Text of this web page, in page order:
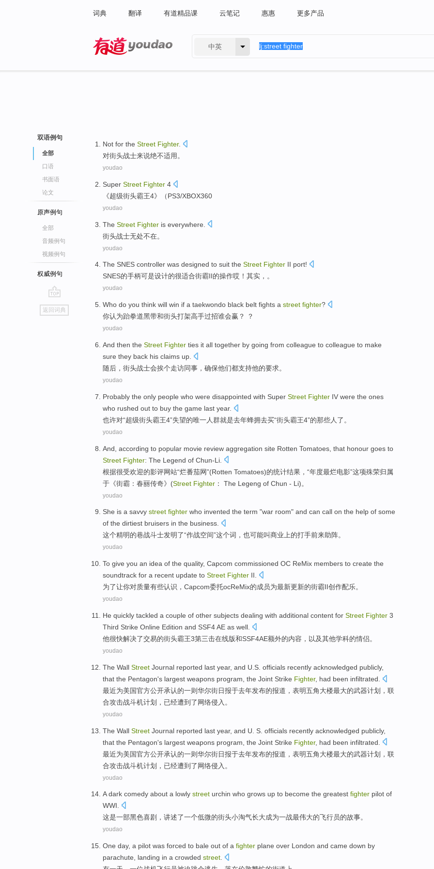
词典 翻译 有道精品课 云笔记 惠惠 更多产品
中英
双语例句
全部
口语
书面语
论文
原声例句
全部
音频例句
视频例句
权威例句
go
top
返回词典
Not for the Street Fighter.
对街头战士来说绝不适用 。
youdao
Super Street Fighter 4
《超级街头霸王4》（PS3/XBOX360
youdao
The Street Fighter is everywhere
街头战士无处不在。
youdao
The SNES controller was designed to suit the Street Fighter II port!
SNES的手柄可是设计的很适合街霸II的操作哎！其实，。
youdao
Who do you think will win if a taekwondo black belt fights a street fighter?
你认为跆拳道黑带和街头打架高手过招谁会赢 ？ ？
youdao
And then the Street Fighter ties it all together by going from colleague to colleague to make
sure they back his claims up.
随后 ， 街头战士会挨个走访同事 ， 确保他们都支持他的要求。
youdao
Probably the only people who were disappointed with Super Street Fighter IV were the ones
who rushed out to buy the game last year.
也许对“超级街头霸王4”失望的唯一人群就是去年蜂拥去买“街头霸王4”的那些人 了。
youdao
And, according to popular movie review aggregation site Rotten Tomatoes that honour goes to
Street Fighter: The Legend of Chun-Li.
根据很受欢迎的影评网站“烂番茄网”(Rotten Tomatoes)的统计结果，“年度最烂电影”这项殊荣归属
于《街霸 ：春丽传奇》(Street Fighter ： The Legeng of Chun - Li)。
youdao
She is a savvy street fighter who invented the term "war room" and can call on the help of some
of the dirtiest bruisers in the business.
这个精明的巷战斗士发明了“作战空间”这个词 ，也可能叫商业上的打手前来助阵。
youdao
To give you an idea of the quality, Capcom commissioned OC ReMix members to create the
soundtrack for a recent update to Street Fighter II
为了让你对质量有些认识， Capcom委托ocReMix的成员为最新更新的街霸II创作配乐。
youdao
He quickly tackled a couple of other subjects dealing with additional content for Street Fighter 3
Third Strike Online Edition and SSF4AE as well
他很快解决了交易的街头霸王3第三击在线版和SSF4AE额外的内容 ， 以及其他学科的情侣。
youdao
The Wall Street Journal reported last year, and U.S. officials recently acknowledged publicly,
that the Pentagon's largest weapons program the Joint Strike Fighter, had been infiltrated
最近为美国官方公开承认的一则华尔街日报于去年发布的报道 ， 表明五角大楼最大的武器计划 ， 联
合攻击战斗机计划 ， 已经遭到了网络侵入。
youdao
The Wall Street Journal reported last year, and U. S. officials recently acknowledged publicly,
that the Pentagon's largest weapons program the Joint Strike Fighter, had been infiltrated
最近为美国官方公开承认的一则华尔街日报于去年发布的报道 ， 表明五角大楼最大的武器计划 ， 联
合攻击战斗机计划 ， 已经遭到了网络侵入。
youdao
Adark comedy about a lowly street urchin who grows up to become the greatest fighter pilot of
WWI.
这是一部黑色喜剧 ，讲述了一个低微的街头小淘气长大成为一战最伟大的飞行员的故事。
youdao
One day, a pilot was forced to bale out of a fighter plane over London and came down by
parachute
landing in a crowded street